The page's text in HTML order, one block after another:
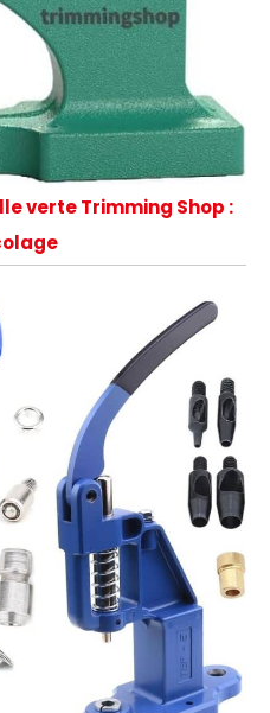
verte Trimming Shop :